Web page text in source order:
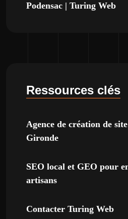
Podensac | Turing Web
Ressources clés
Agence de création de
Gironde
SEO local et GEO pour
artisans
Contacter Turing Web